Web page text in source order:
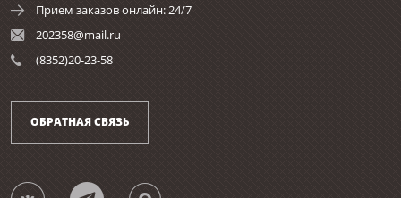
Прием заказов онлайн: 24/7
202358@mail.ru
(8352)20-23-58
ОБРАТНАЯ СВЯЗЬ